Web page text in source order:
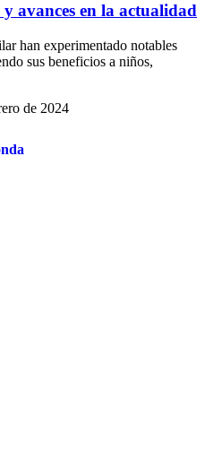
avances en la actualidad
han experimentado notables
sus beneficios a niños,
de 2024